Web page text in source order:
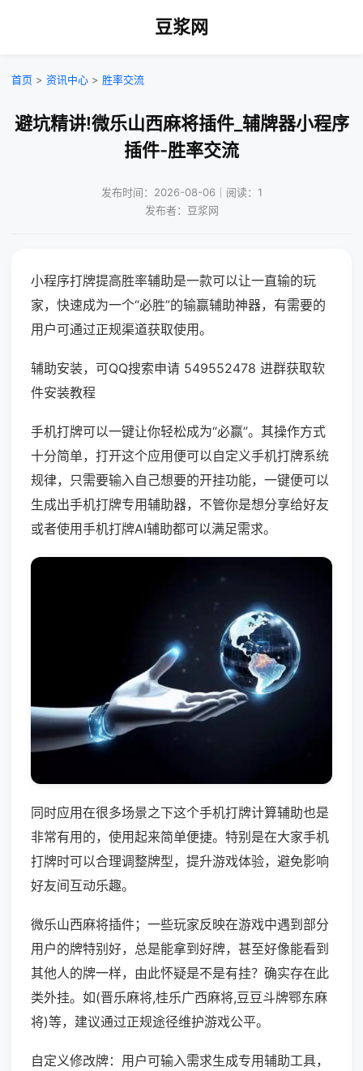
豆浆网
首页 > 资讯中心 > 胜率交流
避坑精讲!微乐山西麻将插件_辅牌器小程序
插件-胜率交流
发布时间：2026-08-06｜阅读：1
发布者：豆浆网
小程序打牌提高胜率辅助是一款可以让一直输的玩
家，快速成为一个“必胜”的输赢辅助神器，有需要的
用户可通过正规渠道获取使用。
辅助安装，可QQ搜索申请 549552478 进群获取软
件安装教程
手机打牌可以一键让你轻松成为“必赢”。其操作方式
十分简单，打开这个应用便可以自定义手机打牌系统
规律，只需要输入自己想要的开挂功能，一键便可以
生成出手机打牌专用辅助器，不管你是想分享给好友
或者使用手机打牌AI辅助都可以满足需求。
同时应用在很多场景之下这个手机打牌计算辅助也是
非常有用的，使用起来简单便捷。特别是在大家手机
打牌时可以合理调整牌型，提升游戏体验，避免影响
好友间互动乐趣。
微乐山西麻将插件；一些玩家反映在游戏中遇到部分
用户的牌特别好，总是能拿到好牌，甚至好像能看到
其他人的牌一样，由此怀疑是不是有挂？确实存在此
类外挂。如(晋乐麻将,桂乐广西麻将,豆豆斗牌鄂东麻
将)等，建议通过正规途径维护游戏公平。
自定义修改牌：用户可输入需求生成专用辅助工具，